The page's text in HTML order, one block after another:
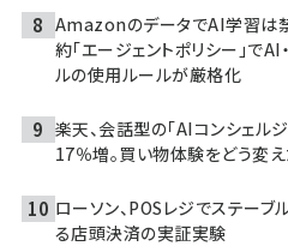
AmazonのデータでAI学習は
約「エージェントポリシー」で
ルの使用ルールが厳格化
楽天、会話型の「AIコンシェル
17％増。買い物体験をどう変え
ローソン、POSレジでステーブ
る店頭決済の実証実験